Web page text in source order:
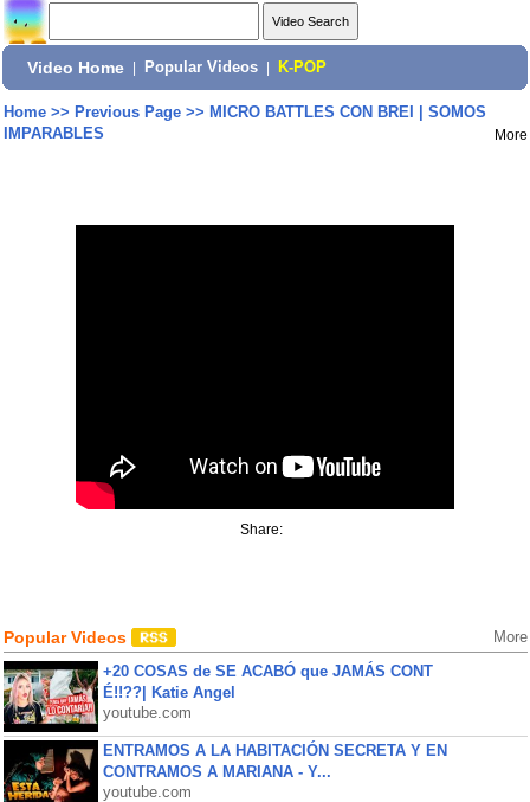
Video Home Popular Videos K-POP
Home>> Previous Page>> MICRO BATTLES CON BREI | SOMOS
IMPARABLES
More
Share:
Popular Videos More
+20 COSAS de SE ACABÓ que JAMÁS CONT
É!!??| Katie Angel
youtube.com
ENTRAMOS A LA HABITACIÓN SECRETA Y EN
CONTRAMOS A MARIANA - Y...
youtube.com